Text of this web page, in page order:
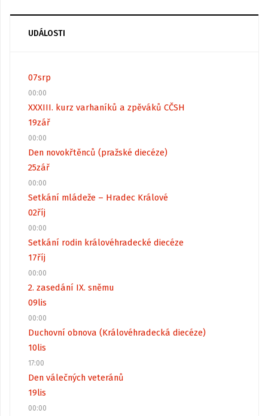
UDÁLOSTI
07srp
00:00
XXXIII. kurz varhaníků a zpěváků CČSH
19zář
00:00
Den novokřtěnců (pražské diecéze)
25zář
00:00
Setkání mládeže – Hradec Králové
02říj
00:00
Setkání rodin královéhradecké diecéze
17říj
00:00
2. zasedání IX. sněmu
09lis
00:00
Duchovní obnova (Královéhradecká diecéze)
10lis
17:00
Den válečných veteránů
19lis
00:00